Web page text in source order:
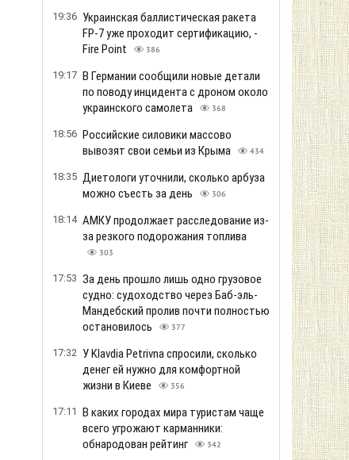
19:36 Украинская баллистическая ракета
FP-7 уже проходит сертификацию, -
Fire Point
386
19:17 В Германии сообщили новые детали
по поводу инцидента с дроном около
украинского самолета
368
18:56 Российские силовики массово
вывозят свои семьи из Крыма
434
18:35 Диетологи уточнили, сколько арбуза
можно съесть за день
306
18:14 АМКУ продолжает расследование из-
за резкого подорожания топлива
303
17:53 За день прошло лишь одно грузовое
судно: судоходство через Баб-эль-
Мандебский пролив почти полностью
остановилось
377
17:32 У Klavdia Petrivna спросили, сколько
денег ей нужно для комфортной
жизни в Киеве
356
17:11 В каких городах мира туристам чаще
всего угрожают карманники:
обнародован рейтинг
342